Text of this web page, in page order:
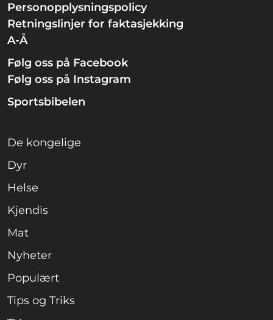
Personopplysningspolicy
Retningslinjer for faktasjekking
A-Å
Følg oss på Facebook
Følg oss på Instagram
Sportsbibelen
De kongelige
Dyr
Helse
Kjendis
Mat
Nyheter
Populært
Tips og Triks